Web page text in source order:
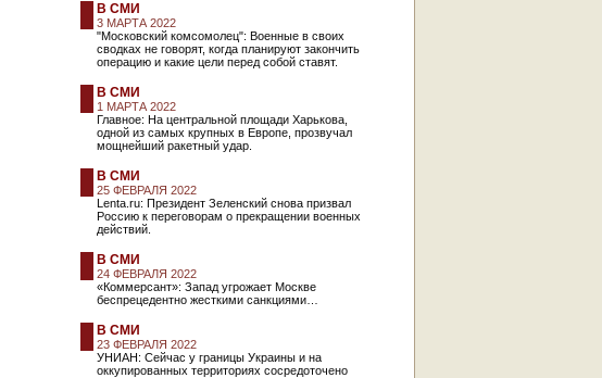
В СМИ
3 МАРТА 2022
"Московский комсомолец": Военные в своих
сводках не говорят, когда планируют закончить
операцию и какие цели перед собой ставят.
В СМИ
1 МАРТА 2022
Главное: На центральной площади Харькова,
одной из самых крупных в Европе, прозвучал
мощнейший ракетный удар.
В СМИ
25 ФЕВРАЛЯ 2022
Lenta.ru: Президент Зеленский снова призвал
Россию к переговорам о прекращении военных
действий.
В СМИ
24 ФЕВРАЛЯ 2022
«Коммерсант»: Запад угрожает Москве
беспрецедентно жесткими санкциями…
В СМИ
23 ФЕВРАЛЯ 2022
УНИАН: Сейчас у границы Украины и на
оккупированных территориях сосредоточено